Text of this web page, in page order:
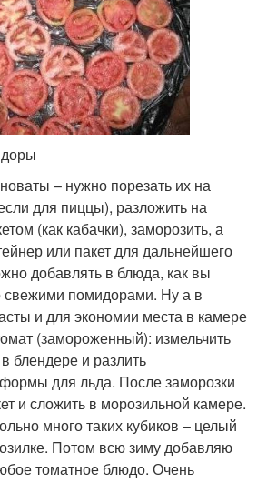
– нужно порезать их на
для пиццы), разложить на
(как кабачки), заморозить, а
или пакет для дальнейшего
добавлять в блюда, как вы
свежими помидорами. Ну а в
и для экономии места в камере
(замороженный): измельчить
и разлить
для льда. После заморозки
и сложить в морозильной камере.
много таких кубиков – целый
Потом всю зиму добавляю
томатное блюдо. Очень